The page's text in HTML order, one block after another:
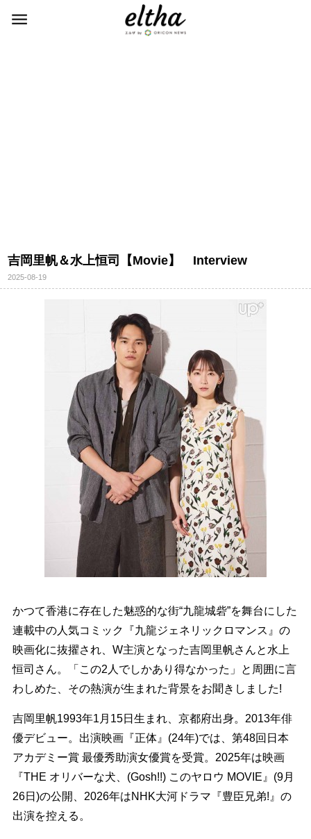
吉岡里帆＆水上恒司【Movie】 Interview
2025-08-19
かつて香港に存在した魅惑的な街“九龍城砦”を舞台にした
連載中の人気コミック『九龍ジェネリックロマンス』の
映画化に抜擢され、W主演となった吉岡里帆さんと水上
恒司さん。「この2人でしかあり得なかった」と周囲に言
わしめた、その熱演が生まれた背景をお聞きしました!
吉岡里帆1993年1月15日生まれ、京都府出身。2013年俳
優デビュー。出演映画『正体』(24年)では、第48回日本
アカデミー賞 最優秀助演女優賞を受賞。2025年は映画
『THE オリバーな犬、(Gosh!!) このヤロウ MOVIE』(9月
26日)の公開、2026年はNHK大河ドラマ『豊臣兄弟!』の
出演を控える。